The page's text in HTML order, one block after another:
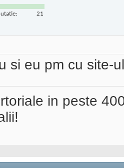
21
si eu pm cu site-
in peste